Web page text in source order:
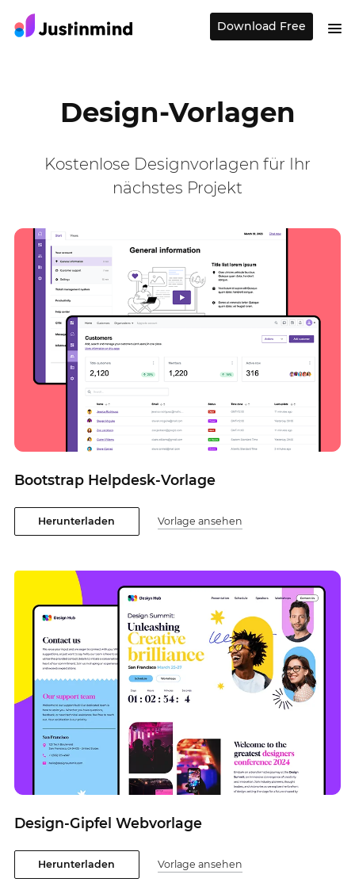
Download Free
Design-Vorlagen
Kostenlose Designvorlagen für Ihr
nächstes Projekt
Bootstrap Helpdesk-Vorlage
Herunterladen Vorlage ansehen
Design-Gipfel Webvorlage
Herunterladen Vorlage ansehen